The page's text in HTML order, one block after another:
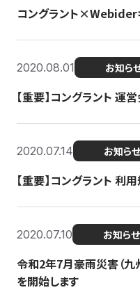
コングラント×Webider
2020.08.01 お知ら
【重要】コングラント 運
2020.07.14 お知らせ
【重要】コングラント 利
2020.07.10 お知らせ
令和2年7月豪雨災害（九
を開始します